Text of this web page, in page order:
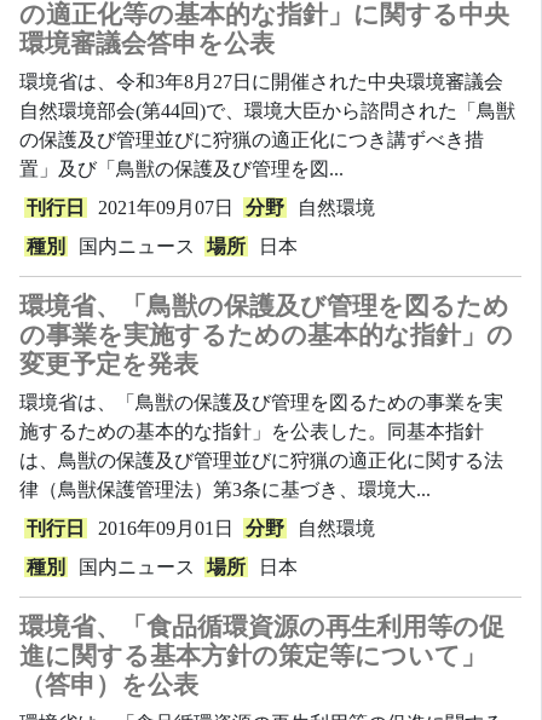
の適正化等の基本的な指針」に関する中央
環境審議会答申を公表
環境省は、令和3年8月27日に開催された中央環境審議会
自然環境部会(第44回)で、環境大臣から諮問された「鳥獣
の保護及び管理並びに狩猟の適正化につき講ずべき措
置」及び「鳥獣の保護及び管理を図...
刊行日
2021年09月07日 分野
自然環境
種別
国内ニュース 場所 日本
環境省、「鳥獣の保護及び管理を図るため
の事業を実施するための基本的な指針」の
変更予定を発表
環境省は、「鳥獣の保護及び管理を図るための事業を実
施するための基本的な指針」を公表した。同基本指針
は、鳥獣の保護及び管理並びに狩猟の適正化に関する法
律（鳥獣保護管理法）第3条に基づき、環境大...
刊行日
2016年09月01日 分野
自然環境
種別
国内ニュース 場所 日本
環境省、「食品循環資源の再生利用等の促
進に関する基本方針の策定等について」
（答申）を公表